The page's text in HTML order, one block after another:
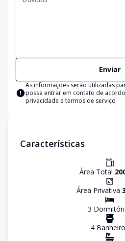
Enviar
As informações serão utilizadas
possa entrar em contato de
privacidade e termos de serviço
Características
Área Total
Área Privativa
3
4 Banheiro